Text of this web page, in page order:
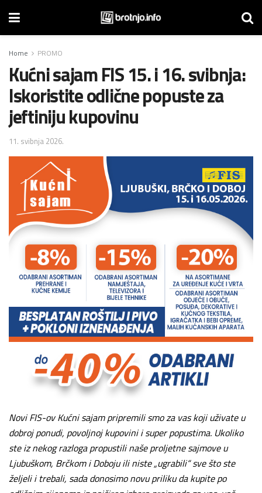
Home PROMO
Kućni sajam FIS 15. i 16. svibnja:
Iskoristite odlične popuste za
jeftiniju kupovinu
11. svibnja 2026.
Novi FIS-ov Kućni sajam pripremili smo za vas koji uživate u
dobroj ponudi, povoljnoj kupovini i super popustima. Ukoliko
ste iz nekog razloga propustili naše proljetne sajmove u
Ljubuškom, Brčkom i Doboju ili niste „ugrabili“ sve što ste
željeli i trebali, sada donosimo novu priliku da kupite po